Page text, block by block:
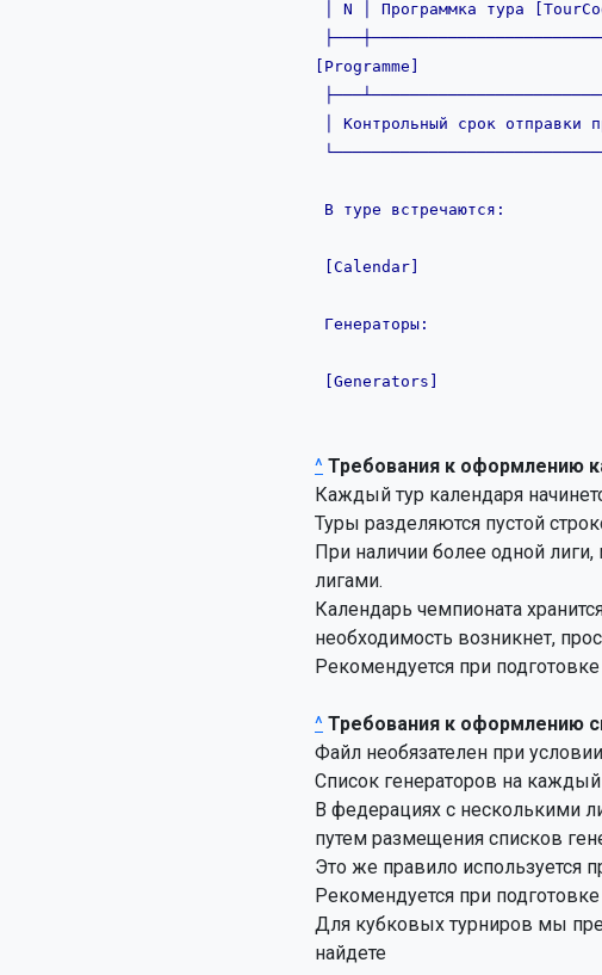
[Programme]
^ Требования к оформлению
Каждый тур календаря
Туры разделяются пустой
При наличии более одной
лигами.
Календарь чемпионата
необходимость возникнет,
Рекомендуется при
^ Требования к оформлению
Файл необязателен при
Список генераторов на каждый
В федерациях с несколькими
путем размещения списков
Это же правило используется
Рекомендуется при
Для кубковых турниров мы
найдете